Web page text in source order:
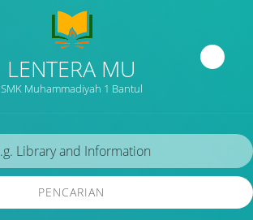
LENTERA MU
SMK Muhammadiyah 1 Bantul
PENCARIAN